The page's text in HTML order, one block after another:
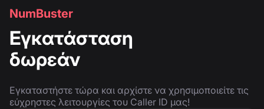
NumBuster
Εγκατάσταση
δωρεάν
Εγκαταστήστε τώρα και αρχίστε να χρησιμοποιείτε τις
εύχρηστες λειτουργίες του Caller ID μας!